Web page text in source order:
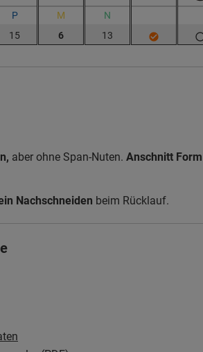
P
15
M
6
N
13
aber ohne Span-Nuten. Anschnitt
Nachschneiden beim Rücklauf.